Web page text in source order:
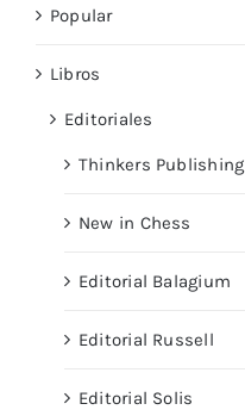
Popular
Libros
Editoriales
Thinkers Publishing
New in Chess
Editorial Balagium
Editorial Russell
Editorial Solis